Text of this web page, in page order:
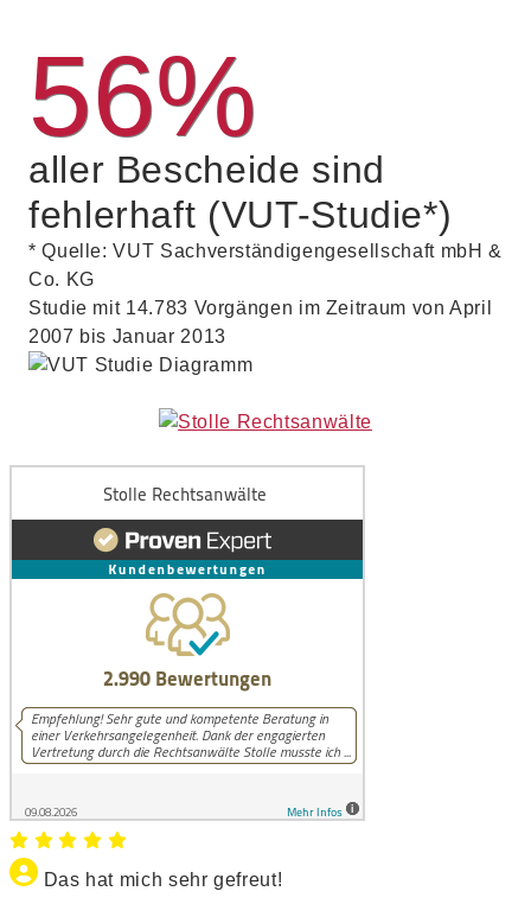
56%
aller Bescheide sind
fehlerhaft (VUT-Studie*)
* Quelle: VUT Sachverständigengesellschaft mbH &
Co. KG
Studie mit 14.783 Vorgängen im Zeitraum von April
2007 bis Januar 2013
Das hat mich sehr gefreut!